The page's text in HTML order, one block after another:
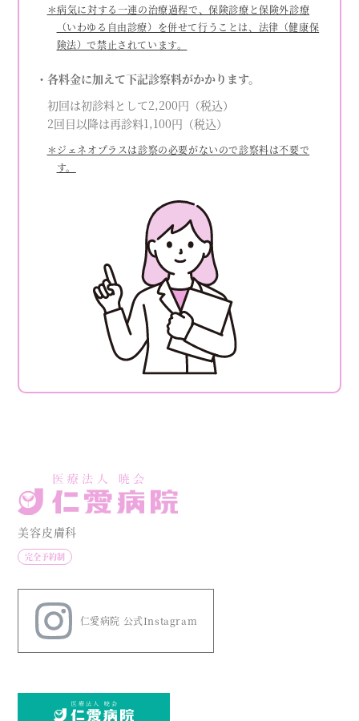
＊病気に対する一連の治療過程で、保険診療と保険外診療
（いわゆる自由診療）を併せて行うことは、法律（健康保
険法）で禁止されています。
・各料金に加えて下記診察料がかかります。
初回は初診料として2,200円（税込）
2回目以降は再診料1,100円（税込）
＊ジェネオプラスは診察の必要がないので診察料は不要で
す。
美容皮膚科
完全予約制
仁愛病院 公式Instagram